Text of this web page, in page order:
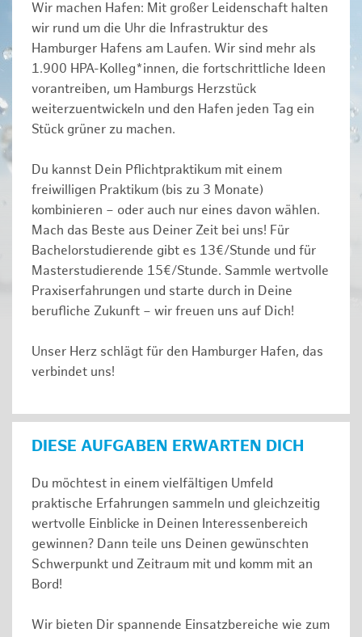
Wir machen Hafen: Mit großer Leidenschaft halten
wir rund um die Uhr die Infrastruktur des
Hamburger Hafens am Laufen. Wir sind mehr als
1.900 HPA-Kolleg*innen, die fortschrittliche Ideen
vorantreiben, um Hamburgs Herzstück
weiterzuentwickeln und den Hafen jeden Tag ein
Stück grüner zu machen.
Du kannst Dein Pflichtpraktikum mit einem
freiwilligen Praktikum (bis zu 3 Monate)
kombinieren – oder auch nur eines davon wählen.
Mach das Beste aus Deiner Zeit bei uns! Für
Bachelorstudierende gibt es 13€/Stunde und für
Masterstudierende 15€/Stunde. Sammle wertvolle
Praxiserfahrungen und starte durch in Deine
berufliche Zukunft – wir freuen uns auf Dich!
Unser Herz schlägt für den Hamburger Hafen, das
verbindet uns!
DIESE AUFGABEN ERWARTEN DICH
Du möchtest in einem vielfältigen Umfeld
praktische Erfahrungen sammeln und gleichzeitig
wertvolle Einblicke in Deinen Interessenbereich
gewinnen? Dann teile uns Deinen gewünschten
Schwerpunkt und Zeitraum mit und komm mit an
Bord!
Wir bieten Dir spannende Einsatzbereiche wie zum